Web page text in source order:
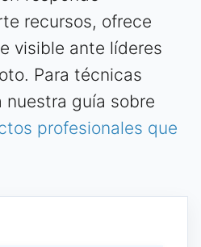
recursos, ofrece
visible ante líderes
Para técnicas
guía sobre
profesionales que